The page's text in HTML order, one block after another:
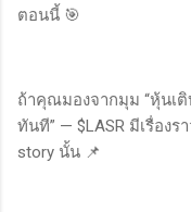
ตอนนี้ 🎯
ถ้าคุณมองจากมุม “หุ้นเ
ทันที” — $LASR มีเรื่อง
story นั้น 📌